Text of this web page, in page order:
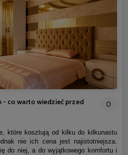
- co warto wiedzieć przed
0
które kosztują od kilku do kilkunastu
nie ich cena jest najistotniejsza.
do niej, a do wyjątkowego komfortu i